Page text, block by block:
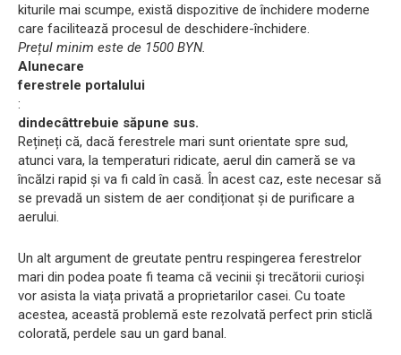
kiturile mai scumpe, există dispozitive de închidere moderne
care facilitează procesul de deschidere-închidere.
Prețul minim este de 1500 BYN.
Alunecare
ferestrele portalului
:
dindecâttrebuie săpune sus.
Rețineți că, dacă ferestrele mari sunt orientate spre sud,
atunci vara, la temperaturi ridicate, aerul din cameră se va
încălzi rapid și va fi cald în casă. În acest caz, este necesar să
se prevadă un sistem de aer condiționat și de purificare a
aerului.
Un alt argument de greutate pentru respingerea ferestrelor
mari din podea poate fi teama că vecinii și trecătorii curioși
vor asista la viața privată a proprietarilor casei. Cu toate
acestea, această problemă este rezolvată perfect prin sticlă
colorată, perdele sau un gard banal.